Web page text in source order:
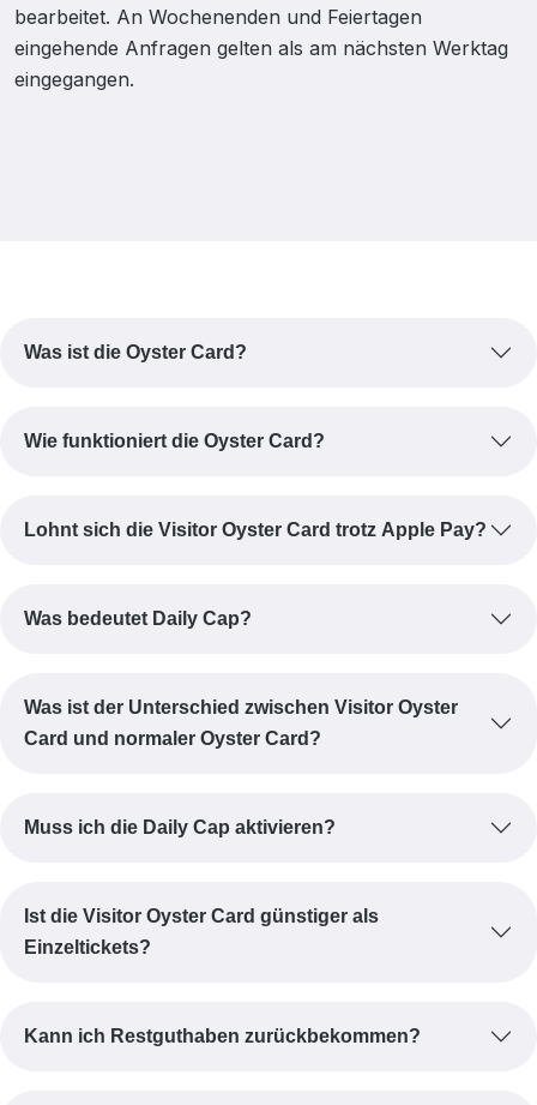
bearbeitet. An Wochenenden und Feiertagen
eingehende Anfragen gelten als am nächsten Werktag
eingegangen.
Was ist die Oyster Card?
Wie funktioniert die Oyster Card?
Lohnt sich die Visitor Oyster Card trotz Apple Pay?
Was bedeutet Daily Cap?
Was ist der Unterschied zwischen Visitor Oyster
Card und normaler Oyster Card?
Muss ich die Daily Cap aktivieren?
Ist die Visitor Oyster Card günstiger als
Einzeltickets?
Kann ich Restguthaben zurückbekommen?